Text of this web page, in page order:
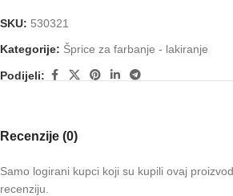
SKU: 530321
Kategorije: Šprice za farbanje - lakiranje
Podijeli:
Recenzije (0)
Samo logirani kupci koji su kupili ovaj
recenziju.